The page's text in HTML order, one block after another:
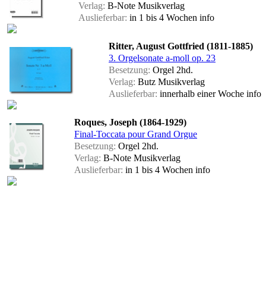
Verlag: B-Note Musikverlag
Auslieferbar: in 1 bis 4 Wochen info
Ritter, August Gottfried (1811-1885)
3. Orgelsonate a-moll op. 23
Besetzung: Orgel 2hd.
Verlag: Butz Musikverlag
Auslieferbar: innerhalb einer Woche info
Roques, Joseph (1864-1929)
Final-Toccata pour Grand Orgue
Besetzung: Orgel 2hd.
Verlag: B-Note Musikverlag
Auslieferbar: in 1 bis 4 Wochen info